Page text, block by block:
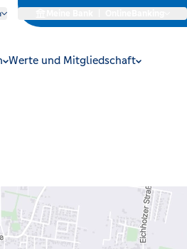
Werte und Mitgliedschaft